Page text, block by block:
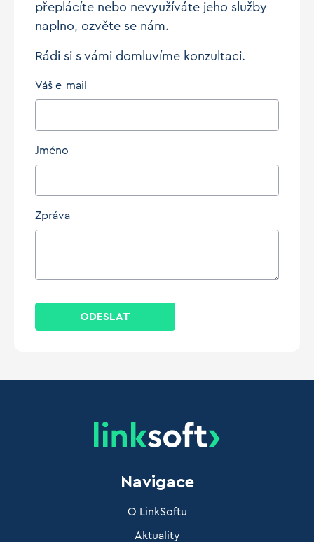
přeplácíte nebo nevyužíváte jeho služby
naplno, ozvěte se nám.
Rádi si s vámi domluvíme konzultaci.
Váš e-mail
Jméno
Zpráva
ODESLAT
Navigace
O LinkSoftu
Aktuality